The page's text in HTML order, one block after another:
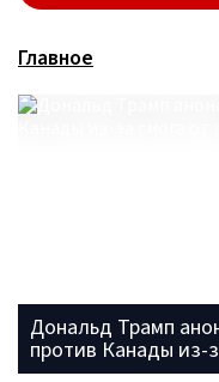
Главное
Дональд Трамп
против Канады из-